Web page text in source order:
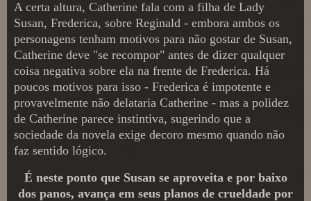
A certa altura, Catherine fala com a filha de Lady
Susan, Frederica, sobre Reginald - embora ambos os
personagens tenham motivos para não gostar de Susan,
Catherine deve "se recompor" antes de dizer qualquer
coisa negativa sobre ela na frente de Frederica. Há
poucos motivos para isso - Frederica é impotente e
provavelmente não delataria Catherine - mas a polidez
de Catherine parece instintiva, sugerindo que a
sociedade da novela exige decoro mesmo quando não
faz sentido lógico.
É neste ponto que Susan se aproveita e por baixo
dos panos, avança em seus planos de crueldade por